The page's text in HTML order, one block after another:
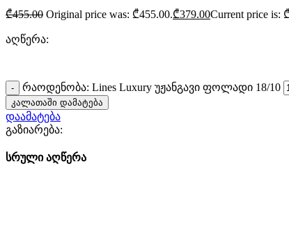
₾455.00 Original price was: ₾455.00.₾379.00Current price is:
აღწერა:
რაოდენობა: Lines Luxury უჟანგავი ფოლადი 18/10
კალათაში დამატება
დაამატება
გაზიარება:
სრული აღწერა